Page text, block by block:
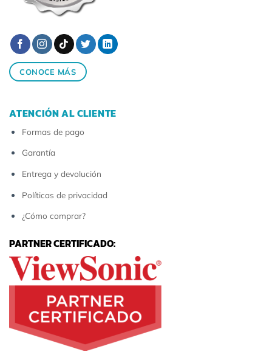
CONOCE MÁS
ATENCIÓN AL CLIENTE
Formas de pago
Garantía
Entrega y devolución
Políticas de privacidad
¿Cómo comprar?
PARTNER CERTIFICADO: